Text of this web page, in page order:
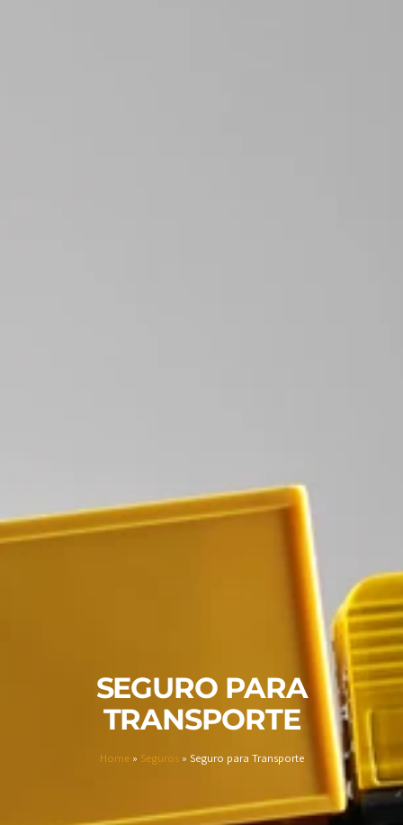
SEGURO PARA
TRANSPORTE
Home» Seguros» Seguro para Transporte